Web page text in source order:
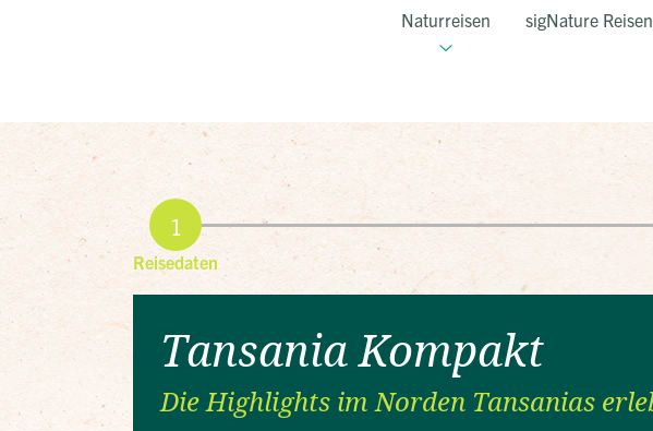
Naturreisen sigNature Reisen